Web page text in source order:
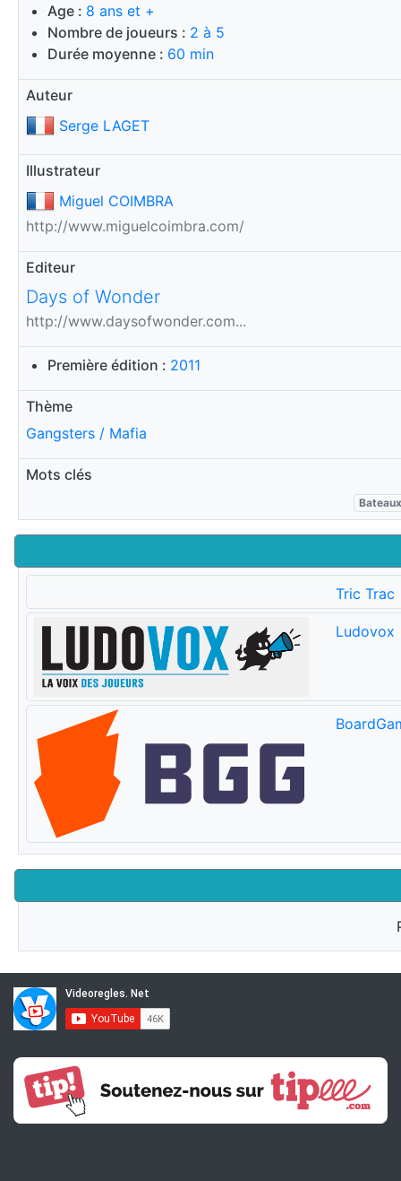
Age : 8 ans et +
Nombre de joueurs : 2 à 5
Durée moyenne : 60 min
Auteur
Serge LAGET
Illustrateur
Miguel COIMBRA
http://www.miguelcoimbra.com/
Editeur
Days of Wonder
http://www.daysofwonder.com...
Première édition : 2011
Thème
Gangsters / Mafia
Mots clés
Bateaux
Tric Trac
Ludovox